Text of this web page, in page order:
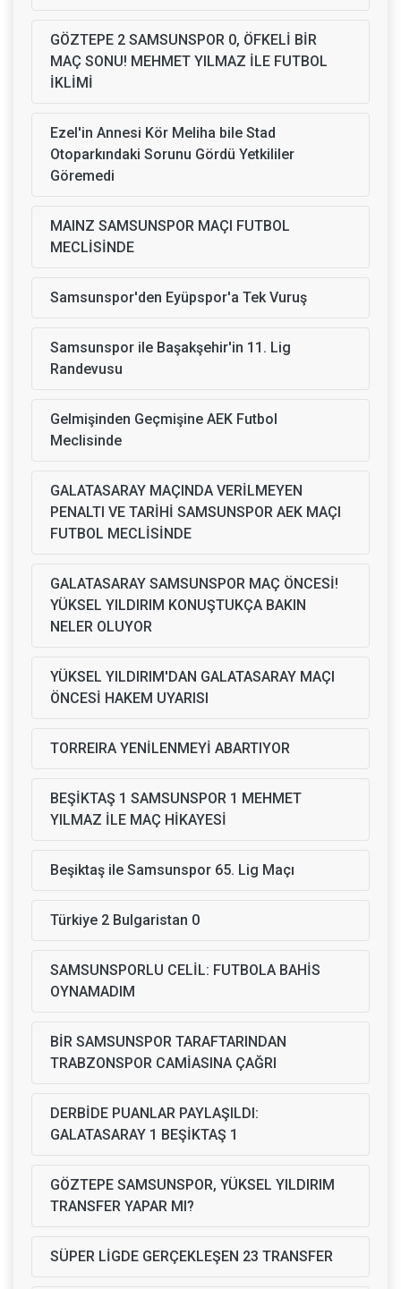
GÖZTEPE 2 SAMSUNSPOR 0, ÖFKELİ BİR
MAÇ SONU! MEHMET YILMAZ İLE FUTBOL
İKLİMİ
Ezel'in Annesi Kör Meliha bile Stad
Otoparkındaki Sorunu Gördü Yetkililer
Göremedi
MAINZ SAMSUNSPOR MAÇI FUTBOL
MECLİSİNDE
Samsunspor'den Eyüpspor'a Tek Vuruş
Samsunspor ile Başakşehir'in 11. Lig
Randevusu
Gelmişinden Geçmişine AEK Futbol
Meclisinde
GALATASARAY MAÇINDA VERİLMEYEN
PENALTI VE TARİHİ SAMSUNSPOR AEK MAÇI
FUTBOL MECLİSİNDE
GALATASARAY SAMSUNSPOR MAÇ ÖNCESİ!
YÜKSEL YILDIRIM KONUŞTUKÇA BAKIN
NELER OLUYOR
YÜKSEL YILDIRIM'DAN GALATASARAY MAÇI
ÖNCESİ HAKEM UYARISI
TORREIRA YENİLENMEYİ ABARTIYOR
BEŞİKTAŞ 1 SAMSUNSPOR 1 MEHMET
YILMAZ İLE MAÇ HİKAYESİ
Beşiktaş ile Samsunspor 65. Lig Maçı
Türkiye 2 Bulgaristan 0
SAMSUNSPORLU CELİL: FUTBOLA BAHİS
OYNAMADIM
BİR SAMSUNSPOR TARAFTARINDAN
TRABZONSPOR CAMİASINA ÇAĞRI
DERBİDE PUANLAR PAYLAŞILDI:
GALATASARAY 1 BEŞİKTAŞ 1
GÖZTEPE SAMSUNSPOR, YÜKSEL YILDIRIM
TRANSFER YAPAR MI?
SÜPER LİGDE GERÇEKLEŞEN 23 TRANSFER